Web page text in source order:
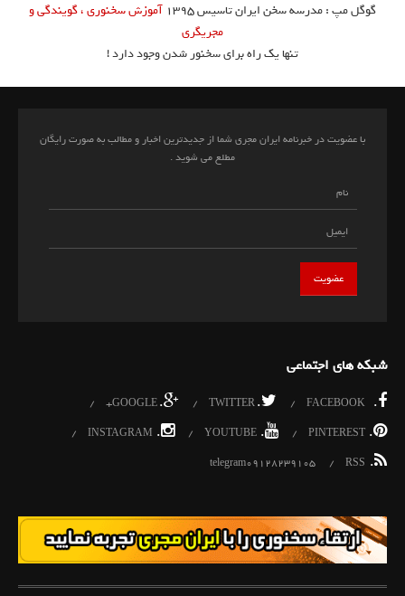
گوگل مپ : مدرسه سخن ایران تاسیس ۱۳۹۵
آموزش سخنوری ، گویندگی و
مجریگری
تنها یک راه برای سخنور شدن وجود دارد !
با عضویت در خبرنامه ایران مجری شما از جدیدترین اخبار و مطالب به صورت رایگان
مطلع می شوید .
شبکه های اجتماعی
.
FACEBOOK
.
TWITTER
.
GOOGLE+
.
PINTEREST
.
YOUTUBE
.
INSTAGRAM
.
RSS
telegram09128239105